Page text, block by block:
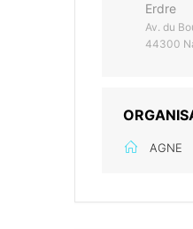
Erdre
Av. du
44300
AGNE